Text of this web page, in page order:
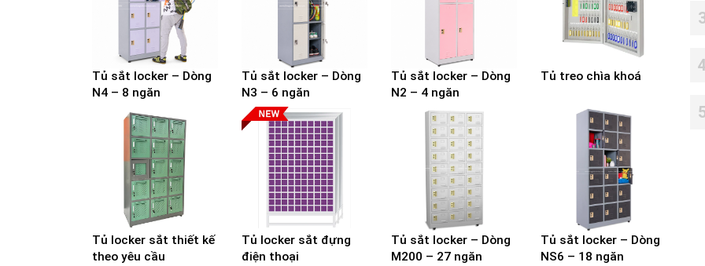
Tủ sắt locker – Dòng
N4 – 8 ngăn
Tủ sắt locker – Dòng
N3 – 6 ngăn
Tủ sắt locker – Dòng
N2 – 4 ngăn
Tủ treo chìa khoá
Tủ locker sắt thiết kế
theo yêu cầu
Tủ locker sắt đựng
điện thoại
Tủ sắt locker – Dòng
M200 – 27 ngăn
Tủ sắt locker – Dòng
NS6 – 18 ngăn
4